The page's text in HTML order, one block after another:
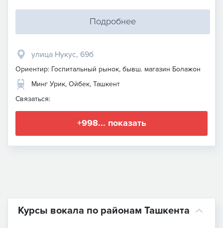
Подробнее
улица Нукус, 69б
Ориентир: Госпитальный рынок, бывш. магазин Болажон
Минг Урик, Ойбек, Ташкент
Связаться:
+998... показать
Курсы вокала по районам Ташкента